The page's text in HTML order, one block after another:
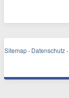
Sitemap · Datenschutz ·